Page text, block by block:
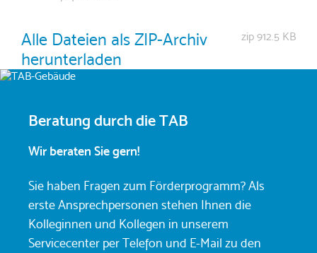
Alle Dateien als ZIP-Archiv
herunterladen
zip 912.5 KB
Beratung durch die TAB
Wir beraten Sie gern!
Sie haben Fragen zum Förderprogramm? Als
erste Ansprechpersonen stehen Ihnen die
Kolleginnen und Kollegen in unserem
Servicecenter per Telefon und E-Mail zu den